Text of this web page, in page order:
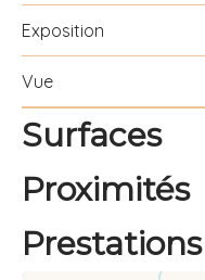
Exposition
Vue
Surfaces
Proximités
Prestations